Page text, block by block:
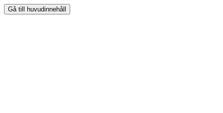
Gå till huvudinnehåll